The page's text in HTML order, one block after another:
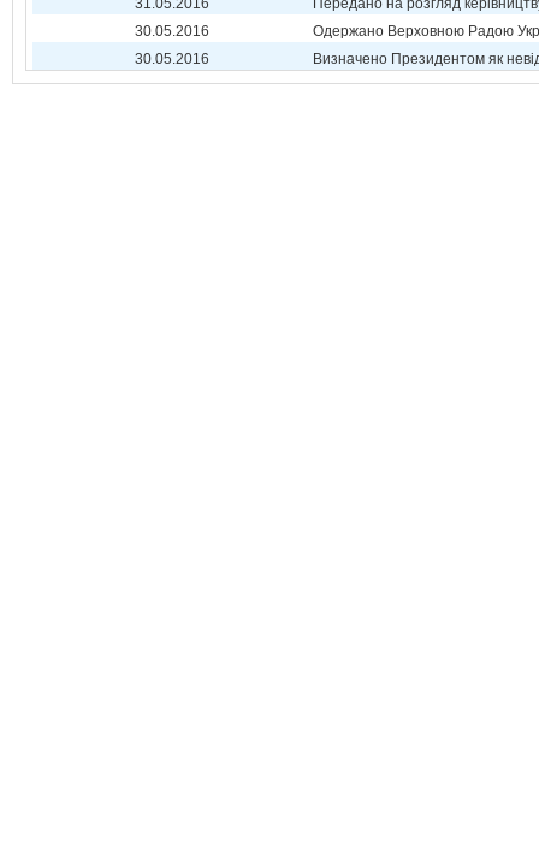
31.05.2016
Передано на розгляд
30.05.2016
Одержано Верховною Радою
30.05.2016
Визначено Президентом як